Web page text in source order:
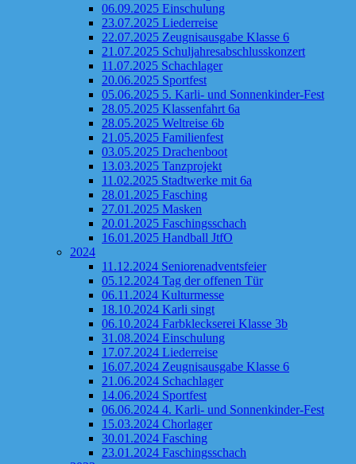
06.09.2025 Einschulung
23.07.2025 Liederreise
22.07.2025 Zeugnisausgabe Klasse 6
21.07.2025 Schuljahresabschlusskonzert
11.07.2025 Schachlager
20.06.2025 Sportfest
05.06.2025 5. Karli- und Sonnenkinder-Fest
28.05.2025 Klassenfahrt 6a
28.05.2025 Weltreise 6b
21.05.2025 Familienfest
03.05.2025 Drachenboot
13.03.2025 Tanzprojekt
11.02.2025 Stadtwerke mit 6a
28.01.2025 Fasching
27.01.2025 Masken
20.01.2025 Faschingsschach
16.01.2025 Handball JtfO
2024
11.12.2024 Seniorenadventsfeier
05.12.2024 Tag der offenen Tür
06.11.2024 Kulturmesse
18.10.2024 Karli singt
06.10.2024 Farbkleckserei Klasse 3b
31.08.2024 Einschulung
17.07.2024 Liederreise
16.07.2024 Zeugnisausgabe Klasse 6
21.06.2024 Schachlager
14.06.2024 Sportfest
06.06.2024 4. Karli- und Sonnenkinder-Fest
15.03.2024 Chorlager
30.01.2024 Fasching
23.01.2024 Faschingsschach